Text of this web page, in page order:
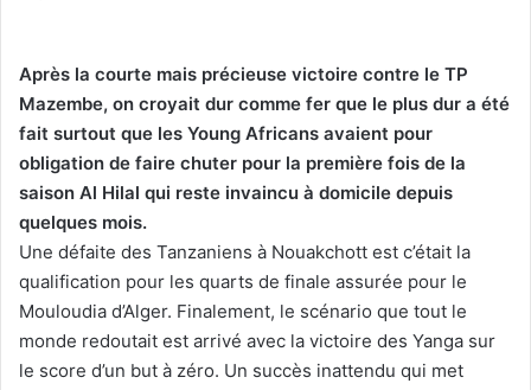
Après la courte mais précieuse victoire contre le TP
Mazembe, on croyait dur comme fer que le plus dur a été
fait surtout que les Young Africans avaient pour
obligation de faire chuter pour la première fois de la
saison Al Hilal qui reste invaincu à domicile depuis
quelques mois.
Une défaite des Tanzaniens à Nouakchott est c’était la
qualification pour les quarts de finale assurée pour le
Mouloudia d’Alger. Finalement, le scénario que tout le
monde redoutait est arrivé avec la victoire des Yanga sur
le score d’un but à zéro. Un succès inattendu qui met